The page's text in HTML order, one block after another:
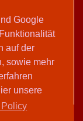
Google
auf der
sowie mehr
unsere
Policy
Teilen